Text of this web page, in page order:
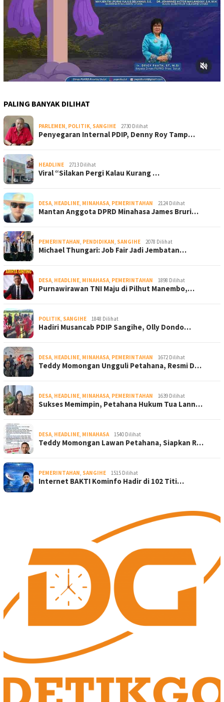
PALING BANYAK DILIHAT
PARLEMEN, POLITIK, SANGIHE 2730 Dilihat
Penyegaran Internal PDIP, Denny Roy Tamp…
HEADLINE 2713 Dilihat
Viral “Silakan Pergi Kalau Kurang …
DESA, HEADLINE, MINAHASA, PEMERINTAHAN 2124 Dilihat
Mantan Anggota DPRD Minahasa James Bruri…
PEMERINTAHAN, PENDIDIKAN, SANGIHE 2078 Dilihat
Michael Thungari: Job Fair Jadi Jembatan…
DESA, HEADLINE, MINAHASA, PEMERINTAHAN 1898 Dilihat
Purnawirawan TNI Maju di Pilhut Manembo,…
POLITIK, SANGIHE 1848 Dilihat
Hadiri Musancab PDIP Sangihe, Olly Dondo…
DESA, HEADLINE, MINAHASA, PEMERINTAHAN 1672 Dilihat
Teddy Momongan Ungguli Petahana, Resmi D…
DESA, HEADLINE, MINAHASA, PEMERINTAHAN 1639 Dilihat
Sukses Memimpin, Petahana Hukum Tua Lann…
DESA, HEADLINE, MINAHASA 1540 Dilihat
Teddy Momongan Lawan Petahana, Siapkan R…
PEMERINTAHAN, SANGIHE 1515 Dilihat
Internet BAKTI Kominfo Hadir di 102 Titi…